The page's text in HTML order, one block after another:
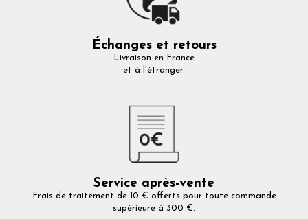
Échanges et retours
Livraison en France
et à l'étranger.
Service après-vente
Frais de traitement de 10 € offerts pour toute commande
supérieure à 300 €.